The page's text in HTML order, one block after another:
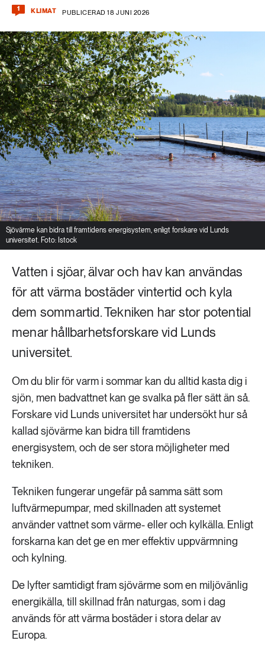
1 KLIMAT PUBLICERAD 18 JUNI 2026
Sjövärme kan bidra till framtidens energisystem, enligt forskare vid Lunds
universitet. Foto: Istock
Vatten i sjöar, älvar och hav kan användas
för att värma bostäder vintertid och kyla
dem sommartid. Tekniken har stor potential
menar hållbarhetsforskare vid Lunds
universitet.
Om du blir för varm i sommar kan du alltid kasta dig i
sjön, men badvattnet kan ge svalka på fler sätt än så.
Forskare vid Lunds universitet har undersökt hur så
kallad sjövärme kan bidra till framtidens
energisystem, och de ser stora möjligheter med
tekniken.
Tekniken fungerar ungefär på samma sätt som
luftvärmepumpar, med skillnaden att systemet
använder vattnet som värme- eller och kylkälla. Enligt
forskarna kan det ge en mer effektiv uppvärmning
och kylning.
De lyfter samtidigt fram sjövärme som en miljövänlig
energikälla, till skillnad från naturgas, som i dag
används för att värma bostäder i stora delar av
Europa.